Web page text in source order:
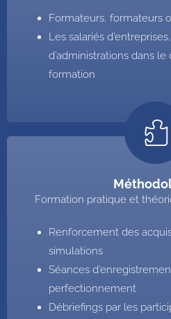
Formateurs, formateurs
Les salariés
d’administrations dans le
formation
Formation pratique et
Renforcement des
simulations
Séances
perfectionnement
Débriefings par les